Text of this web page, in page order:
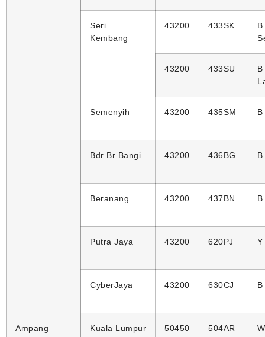
Seri
Kembang
43200 433SK
43200 433SU
Semenyih 43200 435SM
Bdr Br Bangi 43200 436BG
Beranang 43200 437BN
Putra Jaya 43200 620PJ Y
CyberJaya 43200 630CJ
Ampang Kuala Lumpur 50450 504AR